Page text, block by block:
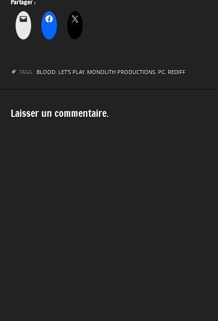
Partager :
TAGS : BLOOD, LET'S PLAY, MONOLITH PRODUCTIONS, PC, REDIFF
Laisser un commentaire.